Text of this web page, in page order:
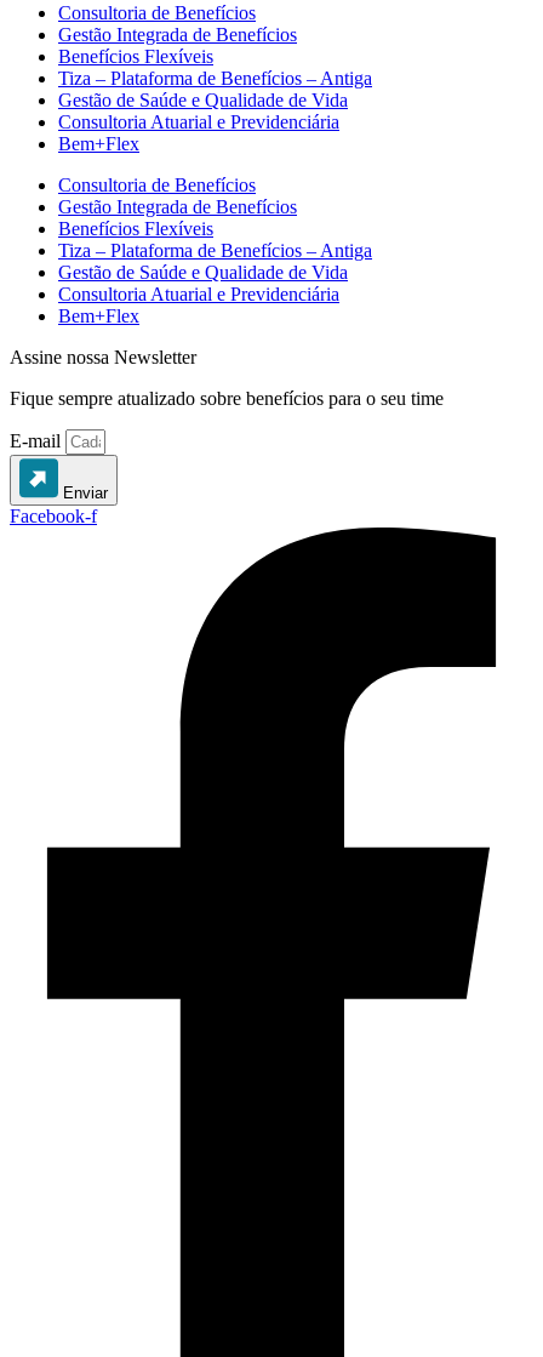
Consultoria de Benefícios
Gestão Integrada de Benefícios
Benefícios Flexíveis
Tiza – Plataforma de Benefícios – Antiga
Gestão de Saúde e Qualidade de Vida
Consultoria Atuarial e Previdenciária
Bem+Flex
Consultoria de Benefícios
Gestão Integrada de Benefícios
Benefícios Flexíveis
Tiza – Plataforma de Benefícios – Antiga
Gestão de Saúde e Qualidade de Vida
Consultoria Atuarial e Previdenciária
Bem+Flex
Assine nossa Newsletter
Fique sempre atualizado sobre benefícios para o seu time
E-mail
Enviar
Facebook-f